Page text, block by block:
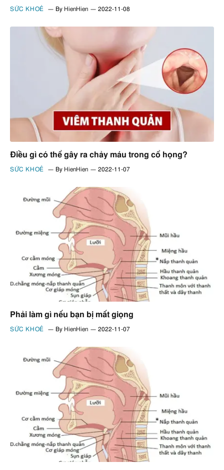
SỨC KHOẺ By HienHien 2022-11-08
Điều gì có thể gây ra chảy máu trong cổ họng?
SỨC KHOẺ By HienHien 2022-11-07
Phải làm gì nếu bạn bị mất giọng
SỨC KHOẺ By HienHien 2022-11-07